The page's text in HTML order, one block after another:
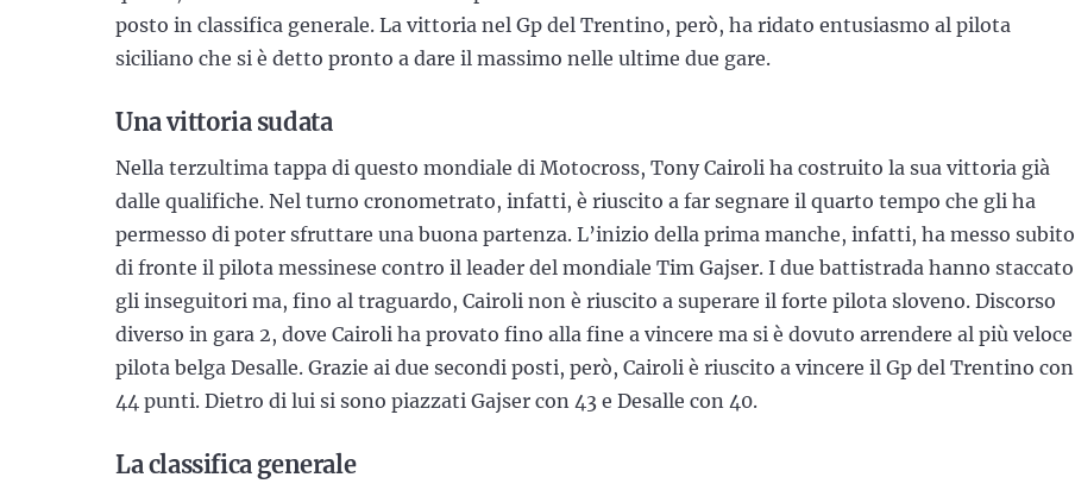
posto in classifica generale. La vittoria nel Gp del Trentino, però, ha ridato entusiasmo al pilota
siciliano che si è detto pronto a dare il massimo nelle ultime due gare.
Una vittoria sudata
Nella terzultima tappa di questo mondiale di Motocross, Tony Cairoli ha costruito la sua vittoria già
dalle qualifiche. Nel turno cronometrato, infatti, è riuscito a far segnare il quarto tempo che gli ha
permesso di poter sfruttare una buona partenza. L’inizio della prima manche, infatti, ha messo subito
di fronte il pilota messinese contro il leader del mondiale Tim Gajser. I due battistrada hanno staccato
gli inseguitori ma, fino al traguardo, Cairoli non è riuscito a superare il forte pilota sloveno. Discorso
diverso in gara 2, dove Cairoli ha provato fino alla fine a vincere ma si è dovuto arrendere al più veloce
pilota belga Desalle. Grazie ai due secondi posti, però, Cairoli è riuscito a vincere il Gp del Trentino con
44 punti. Dietro di lui si sono piazzati Gajser con 43 e Desalle con 40.
La classifica generale